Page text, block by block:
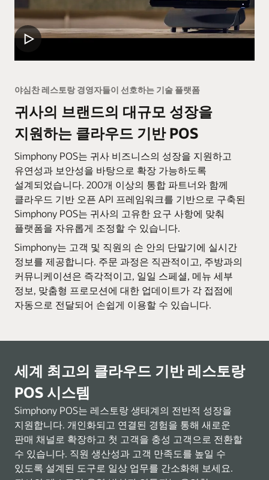
야심찬 레스토랑 경영자들이 선호하는 기술 플랫폼
귀사의 브랜드의 대규모 성장을
지원하는 클라우드 기반 POS
Simphony POS는 귀사 비즈니스의 성장을 지원하고
유연성과 보안성을 바탕으로 확장 가능하도록
설계되었습니다. 200개 이상의 통합 파트너와 함께
클라우드 기반 오픈 API 프레임워크를 기반으로 구축된
Simphony POS는 귀사의 고유한 요구 사항에 맞춰
플랫폼을 자유롭게 조정할 수 있습니다.
Simphony는 고객 및 직원의 손 안의 단말기에 실시간
정보를 제공합니다. 주문 과정은 직관적이고, 주방과의
커뮤니케이션은 즉각적이고, 일일 스페셜, 메뉴 세부
정보, 맞춤형 프로모션에 대한 업데이트가 각 접점에
자동으로 전달되어 손쉽게 이용할 수 있습니다.
세계 최고의 클라우드 기반 레스토랑
POS 시스템
Simphony POS는 레스토랑 생태계의 전반적 성장을
지원합니다. 개인화되고 연결된 경험을 통해 새로운
판매 채널로 확장하고 첫 고객을 충성 고객으로 전환할
수 있습니다. 직원 생산성과 고객 만족도를 높일 수
있도록 설계된 도구로 일상 업무를 간소화해 보세요.